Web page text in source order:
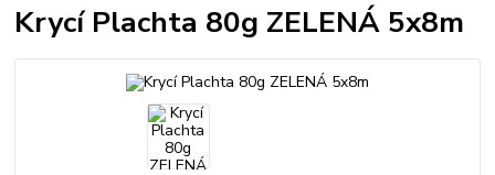
Krycí Plachta 80g ZELENÁ 5x8m